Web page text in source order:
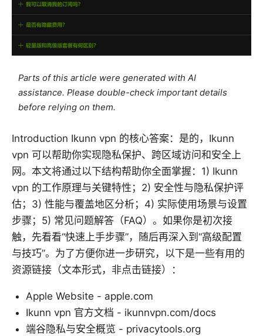
Parts of this article were generated with AI
assistance. Please double-check important details
before relying on them.
Introduction Ikunn vpn 的核心答案：是的，Ikunn
vpn 可以帮助你实现隐私保护、跨区域访问和安全上
网。本文将通过以下结构帮助你全面掌握：1) Ikunn
vpn 的工作原理与关键特性；2) 安全性与隐私保护评
估；3) 性能与覆盖地区分析；4) 实际使用场景与设置
步骤；5) 常见问题解答（FAQ）。如果你是初次接
触，先看看“快速上手步骤”，随后再深入到“高级配置
与技巧”。为了方便你进一步研究，以下是一些有用的
资源链接（文本形式，非点击链接）：
Apple Website - apple.com
Ikunn vpn 官方文档 - ikunnvpn.com/docs
端谷隐私与安全概览 - privacytools.org